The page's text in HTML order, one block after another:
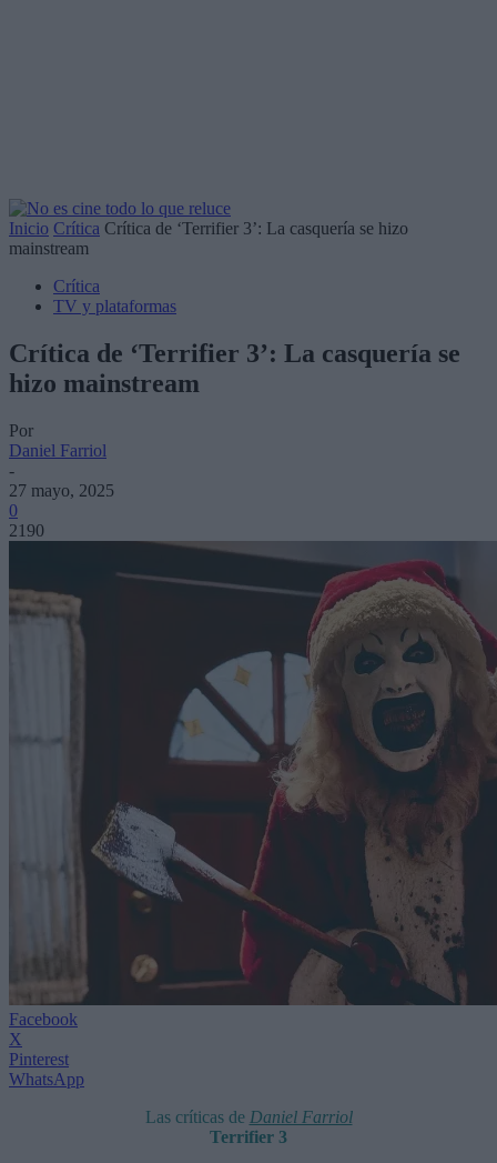
Inicio Crítica Crítica de ‘Terrifier 3’: La casquería se hizo
mainstream
Crítica
TV y plataformas
Crítica de ‘Terrifier 3’: La casquería se
hizo mainstream
Por
Daniel Farriol
-
27 mayo, 2025
0
2190
Facebook
X
Pinterest
WhatsApp
Las críticas de Daniel Farriol
Terrifier 3